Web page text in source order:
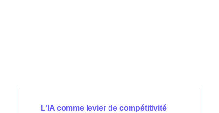
L'IA comme levier de compétitivité